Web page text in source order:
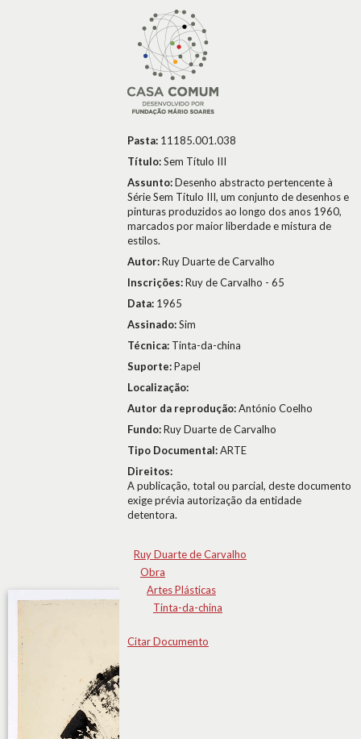
Pasta: 11185.001.038
Título:Sem Título III
Assunto:Desenho abstracto pertencente à
Série Sem Título III, um conjunto de desenhos e
pinturas produzidos ao longo dos anos 1960,
marcados por maior liberdade e mistura de
estilos.
Autor:Ruy Duarte de Carvalho
Inscrições:Ruy de Carvalho - 65
Data: 1965
Assinado:Sim
Técnica: Tinta-da-china
Suporte:Papel
Localização:
Autor da reprodução:António Coelho
Fundo:Ruy Duarte de Carvalho
Tipo Documental:ARTE
Direitos:
A publicação, total ou parcial, deste documento
exige prévia autorização da entidade
detentora.
Ruy Duarte de Carvalho
Obra
Artes Plásticas
Tinta-da-china
Citar Documento